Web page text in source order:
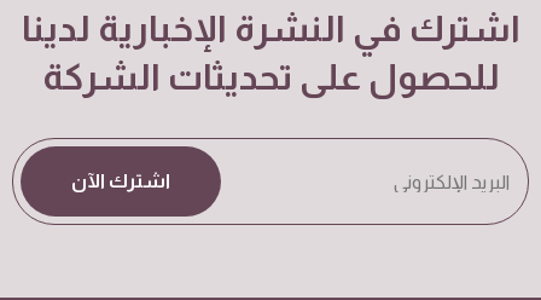
اشترك في النشرة الإخبارية لدينا
للحصول على تحديثات الشركة
اشترك الآن